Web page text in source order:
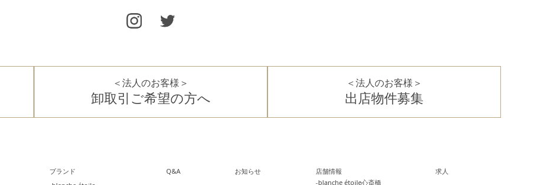
＜法人のお客様＞
卸取引ご希望の方へ
＜法人のお客様＞
出店物件募集
ブランド
Q&A お知らせ
店舗情報
-blanche étoile心斎橋
求人